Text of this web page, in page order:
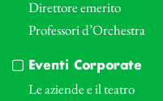
Direttore emerito
Professori d’Orchestra
Eventi Corporate
Le aziende e il teatro